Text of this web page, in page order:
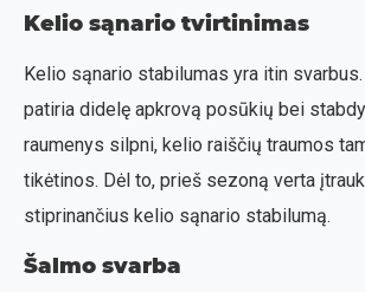
Kelio sąnario tvirtinimas
Kelio sąnario stabilumas yra itin
patiria didelę apkrovą posūkių bei
raumenys silpni, kelio raiščių traumos
tikėtinos. Dėl to, prieš sezoną verta
stiprinančius kelio sąnario stabilumą.
Šalmo svarba